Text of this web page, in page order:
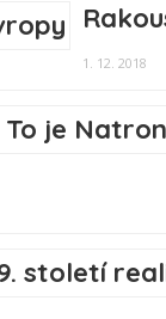
1. 12. 2018